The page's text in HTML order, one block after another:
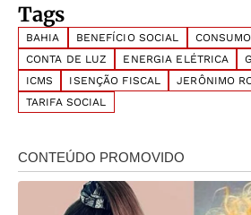
Tags
BAHIA BENEFÍCIO SOCIAL
CONTA DE LUZ
ENERGIA ELÉTRICA
ICMS
ISENÇÃO FISCAL
JERÔNIMO
TARIFA SOCIAL